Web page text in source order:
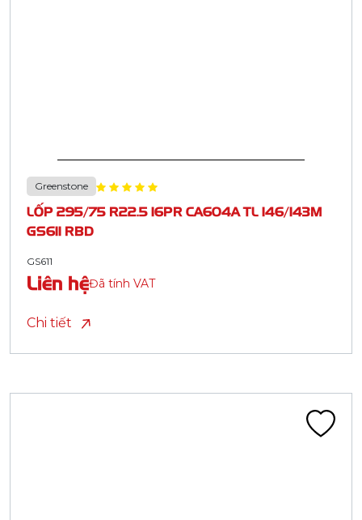
Greenstone
LỐP 295/75 R22.5 16PR CA604A TL 146/143M
GS611 RBD
GS611
Liên hệĐã tính VAT
Chi tiết